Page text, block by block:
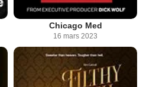
Chicago Med
16 mars 2023